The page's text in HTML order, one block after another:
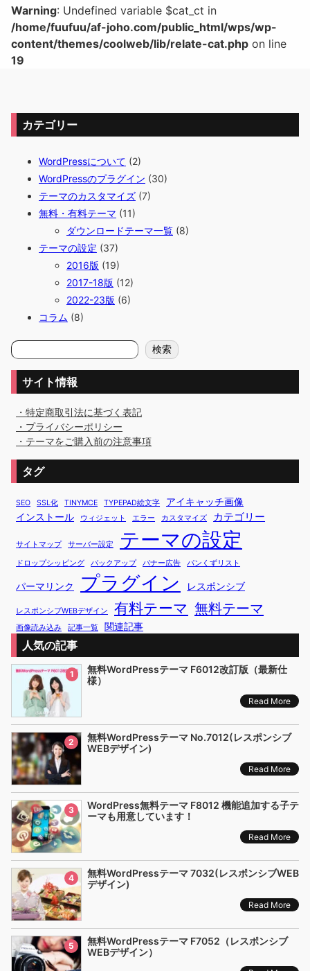
Warning: Undefined variable $cat_ct in
/home/fuufuu/af-joho.com/public_html/wps/wp-
content/themes/coolweb/lib/relate-cat.php on line
19
カテゴリー
WordPressについて (2)
WordPressのプラグイン (30)
テーマのカスタマイズ (7)
無料・有料テーマ (11)
ダウンロードテーマ一覧 (8)
テーマの設定 (37)
2016版 (19)
2017-18版 (12)
2022-23版 (6)
コラム (8)
検
索
検索
サイト情報
・特定商取引法に基づく表記
・プライバシーポリシー
・テーマをご購入前の注意事項
タグ
SEO SSL化 TINYMCE TYPEPAD絵文字
アイキャッチ画像
インストール
ウィジェット エラー カスタマイズ カテゴリー
サイトマップ サーバー設定 テーマの設定
ドロップシッピング バックアップ バナー広告 パンくずリスト
パーマリンク プラグイン レスポンシブ
レスポンシブWEBデザイン 有料テーマ 無料テーマ
画像読み込み 記事一覧 関連記事
人気の記事
1
無料WordPressテーマ F6012改訂版（最新仕
様）
Read More
2
無料WordPressテーマ No.7012(レスポンシブ
WEBデザイン)
Read More
3
WordPress無料テーマ F8012 機能追加する子テ
ーマも用意しています！
Read More
4
無料WordPressテーマ 7032(レスポンシブWEB
デザイン)
Read More
5
無料WordPressテーマ F7052（レスポンシブ
WEBデザイン）